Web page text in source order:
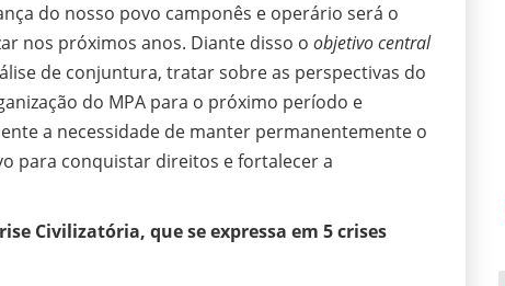
do nosso povo camponês e operário será o
nos próximos anos. Diante disso o objetivo central
de conjuntura, tratar sobre as perspectivas do
do MPA para o próximo período e
a necessidade de manter permanentemente o
para conquistar direitos e fortalecer a
Civilizatória, que se expressa em 5 crises